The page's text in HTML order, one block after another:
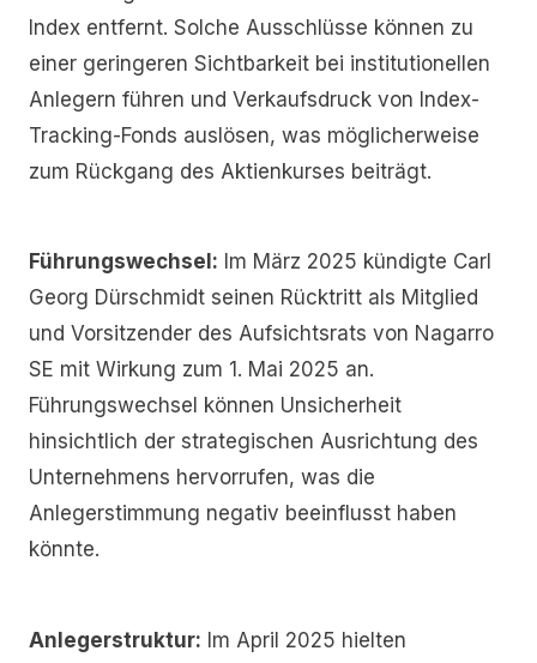
Index entfernt. Solche Ausschlüsse können zu
einer geringeren Sichtbarkeit bei institutionellen
Anlegern führen und Verkaufsdruck von Index-
Tracking-Fonds auslösen, was möglicherweise
zum Rückgang des Aktienkurses beiträgt.
Führungswechsel: Im März 2025 kündigte Carl
Georg Dürschmidt seinen Rücktritt als Mitglied
und Vorsitzender des Aufsichtsrats von Nagarro
SE mit Wirkung zum 1. Mai 2025 an.
Führungswechsel können Unsicherheit
hinsichtlich der strategischen Ausrichtung des
Unternehmens hervorrufen, was die
Anlegerstimmung negativ beeinflusst haben
könnte.
Anlegerstruktur: Im April 2025 hielten